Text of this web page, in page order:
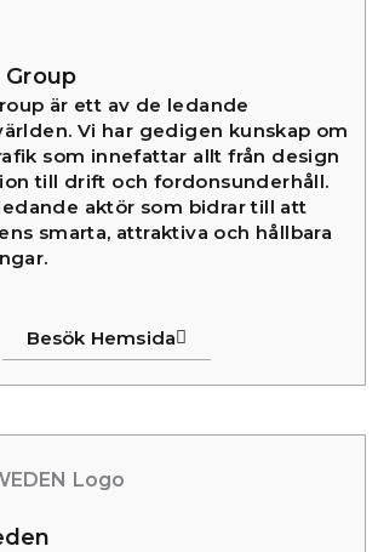
Group
är ett av de ledande
Vi har gedigen kunskap om
som innefattar allt från design
till drift och fordonsunderhåll.
aktör som bidrar till att
smarta, attraktiva och hållbara
Besök Hemsida